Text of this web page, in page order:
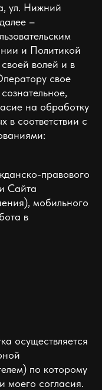
ул. Нижний
–
и Политикой
волей и в
свое
на обработку
в соответствии с
правового
Сайта
мобильного
в
осуществляется
по которому
моего согласия.